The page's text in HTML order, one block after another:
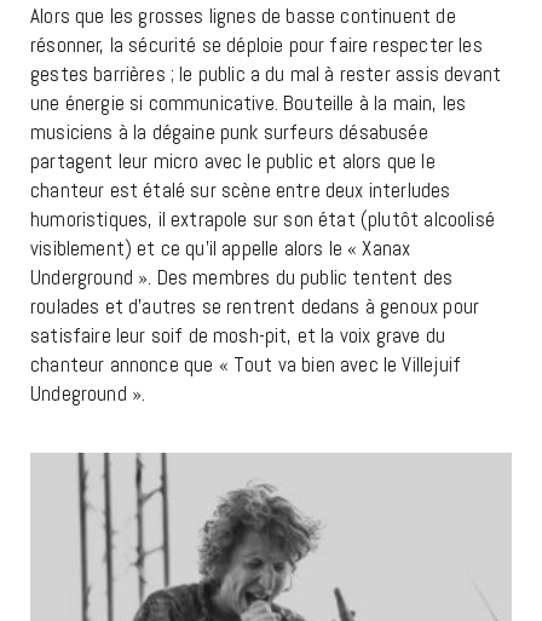
Alors que les grosses lignes de basse continuent de
résonner, la sécurité se déploie pour faire respecter les
gestes barrières ; le public a du mal à rester assis devant
une énergie si communicative. Bouteille à la main, les
musiciens à la dégaine punk surfeurs désabusée
partagent leur micro avec le public et alors que le
chanteur est étalé sur scène entre deux interludes
humoristiques, il extrapole sur son état (plutôt alcoolisé
visiblement) et ce qu’il appelle alors le « Xanax
Underground ». Des membres du public tentent des
roulades et d’autres se rentrent dedans à genoux pour
satisfaire leur soif de mosh-pit, et la voix grave du
chanteur annonce que « Tout va bien avec le Villejuif
Undeground ».